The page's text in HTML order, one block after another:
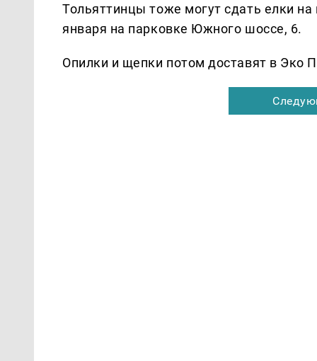
Тольяттинцы тоже могут сдать елки на
января на парковке Южного шоссе, 6.
Опилки и щепки потом доставят в